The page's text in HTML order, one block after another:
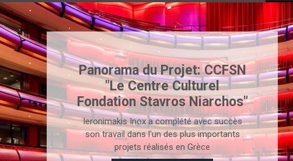
offre une grande flexibilité dans les sections et formes
des concepteurs.
Panorama du Projet: CCFSN
"Le Centre Culturel
Fondation Stavros Niarchos"
Ieronimakis Inox a complété avec succès
son travail dans l'un des plus importants
projets réalisés en Grèce